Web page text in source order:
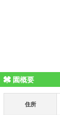
園概要
住所